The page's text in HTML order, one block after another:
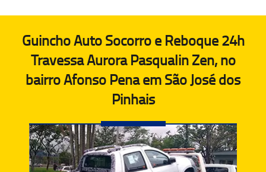
Guincho Auto Socorro e Reboque 24h
Travessa Aurora Pasqualin Zen, no
bairro Afonso Pena em São José dos
Pinhais